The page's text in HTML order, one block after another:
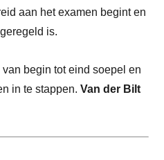
aan het examen begint en
is.
begin tot eind soepel en
in te stappen. Van der Bilt